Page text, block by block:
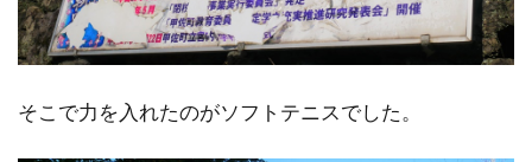
そこで力を入れたのがソフトテニスでした。